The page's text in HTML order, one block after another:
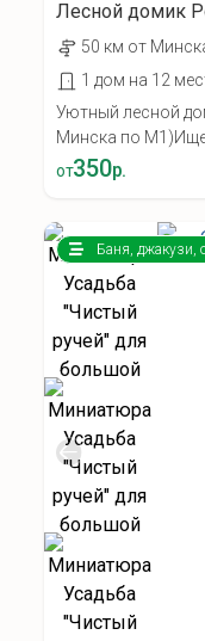
Лесной домик
50 км от
1 дом на 12
Уютный лесной
Минска по М1)
от350р.
Баня, джакузи,